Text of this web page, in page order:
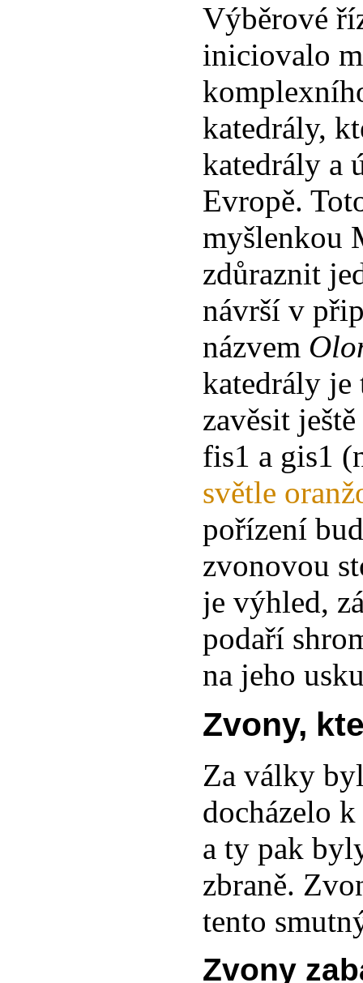
Výběrové
iniciovalo
katedrály,
katedrály a
Evropě.
myšlenkou
zdůraznit
návrší v
názvem
katedrály je
zavěsit
fis1 a gis1
světle
pořízení
zvonovou
je výhled,
podaří
na jeho
Zvony,
Za války
docházelo
a ty pak
zbraně.
tento
Zvony